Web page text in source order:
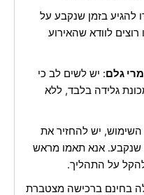
להגיע בזמן שנקבע על
רוצים לוודא שהאירוע
גלם: יש לשים לב כי
גלידה בלבד, ללא
יש להחזיר את
שנקבע. אנא תאמו מראש
על התהליך.
בחינם ברכישה מצטברת